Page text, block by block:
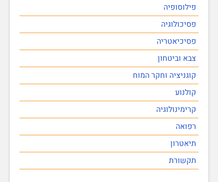
פילוסופיה
פסיכולוגיה
פסיכיאטריה
צבא וביטחון
קוגניציה וחקר המוח
קולנוע
קרימינולוגיה
רפואה
תיאטרון
תקשורת